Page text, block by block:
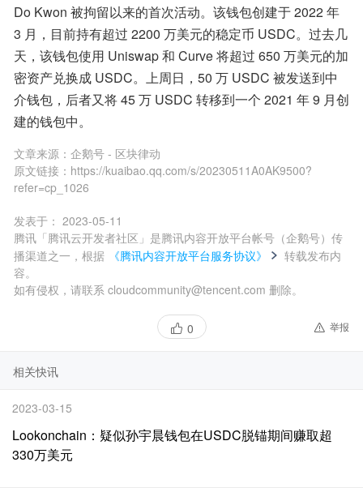
Do Kwon 被拘留以来的首次活动。该钱包创建于 2022 年
3 月，目前持有超过 2200 万美元的稳定币 USDC。过去几
天，该钱包使用 Uniswap 和 Curve 将超过 650 万美元的加
密资产兑换成 USDC。上周日，50 万 USDC 被发送到中
介钱包，后者又将 45 万 USDC 转移到一个 2021 年 9 月创
建的钱包中。
文章来源： 企鹅号 - 区块律动
原文链接： https://kuaibao.qq.com/s/20230511A0AK9500?
refer=cp_1026
发表于： 2023-05-11
腾讯「腾讯云开发者社区」是腾讯内容开放平台帐号（企鹅号）传
播渠道之一，根据
《腾讯内容开放平台服务协议》
转载发布内
容。
如有侵权，请联系 cloudcommunity@tencent.com 删除。
0 举报
相关快讯
2023-03-15
Lookonchain：疑似孙宇晨钱包在USDC脱锚期间赚取超
330万美元